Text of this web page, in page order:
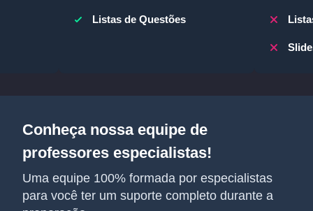
Listas de Questões
Conheça nossa equipe de
professores especialistas!
Uma equipe 100% formada por especialistas
para você ter um suporte completo durante a